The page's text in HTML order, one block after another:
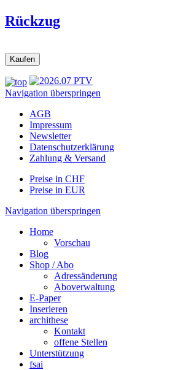
Rückzug
Navigation überspringen
AGB
Impressum
Newsletter
Datenschutzerklärung
Zahlung & Versand
Preise in CHF
Preise in EUR
Navigation überspringen
Home
Vorschau
Blog
Shop / Abo
Adressänderung
Aboverwaltung
E-Paper
Inserieren
archithese
Kontakt
offene Stellen
Unterstützung
fsai